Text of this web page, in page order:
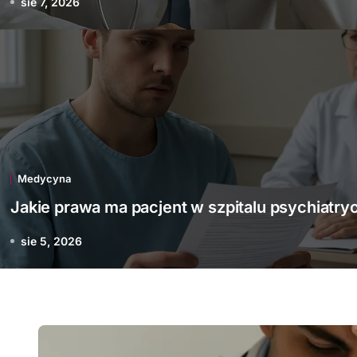
Medycyna
Jakie prawa ma pacjent w szpitalu
sie 5, 2026
Medycyna
ma pacjent w
psychiatrycznym
sie 5, 2026